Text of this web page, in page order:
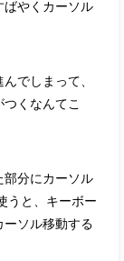
ばやくカーソル
でしまって、
くなんてこ
部分にカーソル
うと、キーボー
ーソル移動する